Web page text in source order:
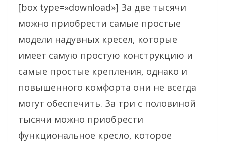
[box type=»download»] За две тысячи
можно приобрести самые простые
модели надувных кресел, которые
имеет самую простую конструкцию и
самые простые крепления, однако и
повышенного комфорта они не всегда
могут обеспечить. За три с половиной
тысячи можно приобрести
функциональное кресло, которое